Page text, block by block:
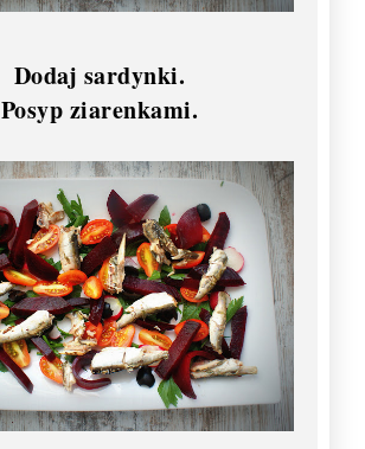
Dodaj sardynki.
Posyp ziarenkami.